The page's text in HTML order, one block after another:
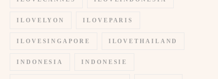
ILOVELYON ILOVEPARIS
ILOVESINGAPORE ILOVETHAILAND
INDONESIA INDONESIE